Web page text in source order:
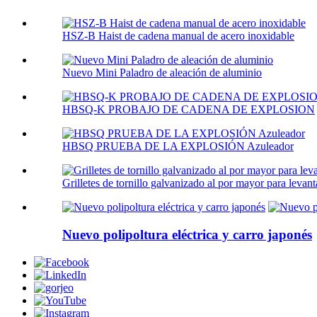
HSZ-B Haist de cadena manual de acero inoxidable
Nuevo Mini Paladro de aleación de aluminio
HBSQ-K PROBAJO DE CADENA DE EXPLOSION
HBSQ PRUEBA DE LA EXPLOSIÓN Azuleador
Grilletes de tornillo galvanizado al por mayor para
Nuevo polipoltura eléctrica y carro japonés